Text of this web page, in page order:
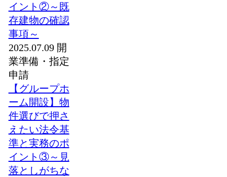
イント②～既
存建物の確認
事項～
2025.07.09 開
業準備・指定
申請
【グループホ
ーム開設】物
件選びで押さ
えたい法令基
準と実務のポ
イント③～見
落としがちな